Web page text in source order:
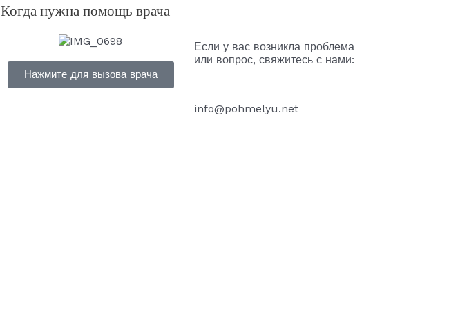
Когда нужна помощь врача
Нажмите для вызова врача
Если у вас возникла проблема
или вопрос, свяжитесь с нами:
info@pohmelyu.net